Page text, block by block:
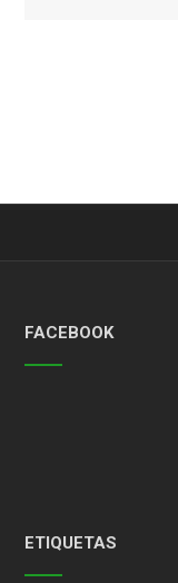
FACEBOOK
ETIQUETAS